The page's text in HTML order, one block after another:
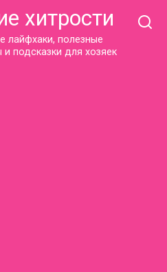
хитрости
лайфхаки, полезные
подсказки для хозяек